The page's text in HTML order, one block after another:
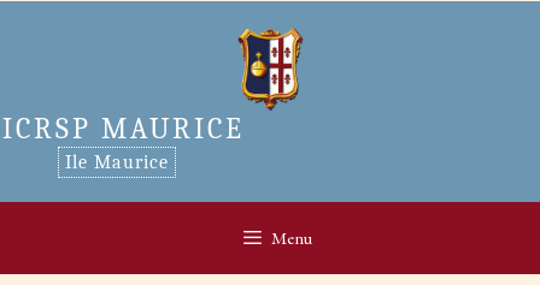
ICRSP MAURICE
Ile Maurice
Menu